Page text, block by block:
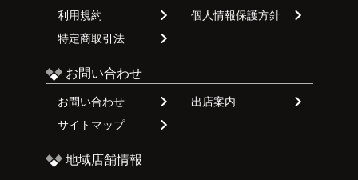
利用規約
個人情報保護方針
特定商取引法
お問い合わせ
お問い合わせ
出店案内
サイトマップ
地域店舗情報